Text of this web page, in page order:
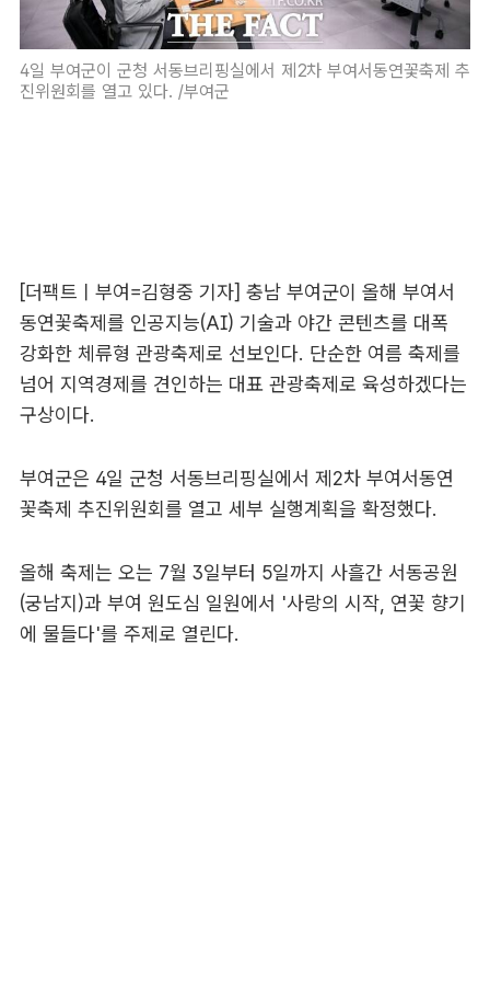
4일 부여군이 군청 서동브리핑실에서 제2차 부여서동연꽃축제 추
진위원회를 열고 있다. /부여군
[더팩트ㅣ부여=김형중 기자] 충남 부여군이 올해 부여서
동연꽃축제를 인공지능(AI) 기술과 야간 콘텐츠를 대폭
강화한 체류형 관광축제로 선보인다. 단순한 여름 축제를
넘어 지역경제를 견인하는 대표 관광축제로 육성하겠다는
구상이다.
부여군은 4일 군청 서동브리핑실에서 제2차 부여서동연
꽃축제 추진위원회를 열고 세부 실행계획을 확정했다.
올해 축제는 오는 7월 3일부터 5일까지 사흘간 서동공원
(궁남지)과 부여 원도심 일원에서 '사랑의 시작, 연꽃 향기
에 물들다'를 주제로 열린다.